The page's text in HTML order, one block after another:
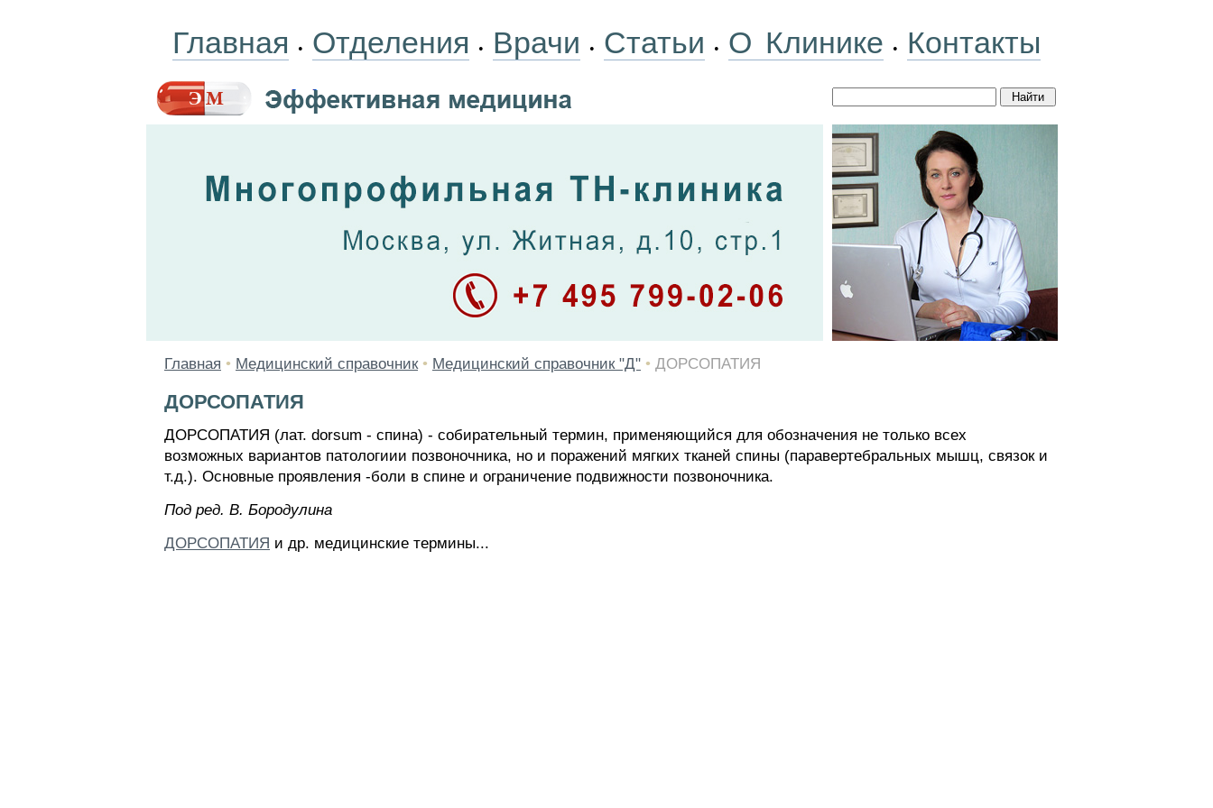
Главная • Отделения • Врачи • Статьи • О Клинике • Контакты
Главная • Медицинский справочник • Медицинский справочник "Д" • ДОРСОПАТИЯ
ДОРСОПАТИЯ
ДОРСОПАТИЯ (лат. dorsum - спина) - собирательный термин, применяющийся для обозначения не только всех
возможных вариантов патологиии позвоночника, но и поражений мягких тканей спины (паравертебральных мышц, связок и
т.д.). Основные проявления -боли в спине и ограничение подвижности позвоночника.
Пoд peд. B. Бopoдyлинa
ДОРСОПАТИЯ и др. медицинские термины...